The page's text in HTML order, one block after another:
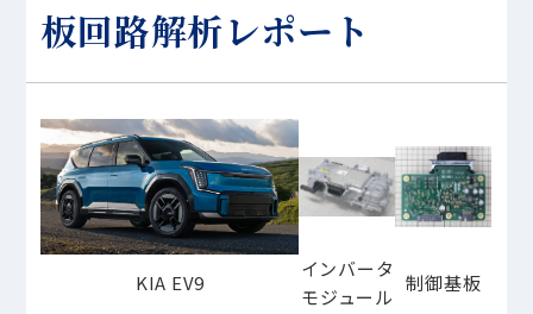
板回路解析レポート
KIA EV9
インバータ
モジュール
制御基板